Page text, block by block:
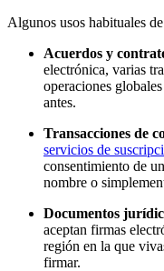
Algunos usos habituales
Acuerdos y
electrónica, varias
operaciones
antes.
Transacciones de
servicios de
consentimiento de
nombre o
Documentos
aceptan firmas
región en la que
firmar.